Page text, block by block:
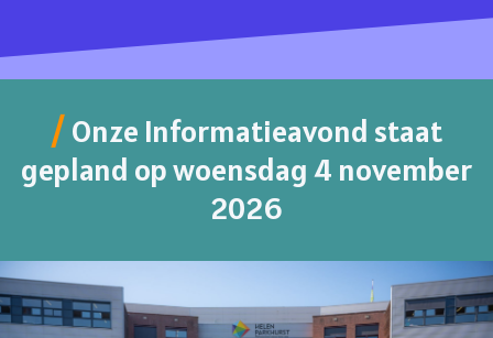
Onze Informatieavond staat
gepland op woensdag 4 november
2026